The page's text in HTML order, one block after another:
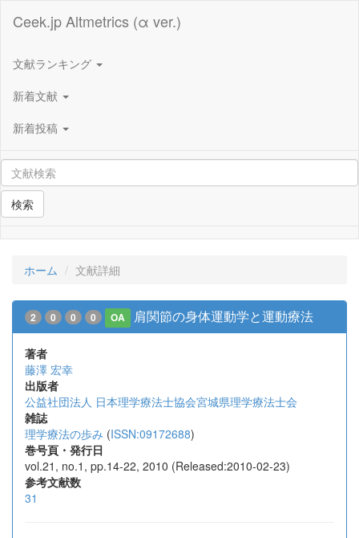
Ceek.jp Altmetrics (α ver.)
文献ランキング
新着文献
新着投稿
検索
ホーム 文献詳細
2 0 0 0 OA 肩関節の身体運動学と運動療法
著者
藤澤 宏幸
出版者
公益社団法人 日本理学療法士協会宮城県理学療法士会
雑誌
理学療法の歩み (ISSN:09172688)
巻号頁・発行日
vol.21, no.1, pp.14-22, 2010 (Released:2010-02-23)
参考文献数
31